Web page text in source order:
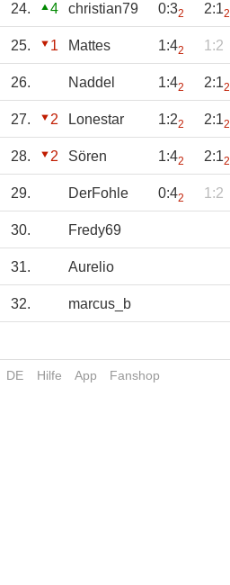
24. 4 christian79 0:32 2:12
25. 1 Mattes 1:42 1:2
26. Naddel 1:42 2:12
27. 2 Lonestar 1:22 2:12
28. 2 Sören 1:42 2:12
29. DerFohle 0:42 1:2
30. Fredy69
31. Aurelio
32. marcus_b
DE Hilfe App Fanshop